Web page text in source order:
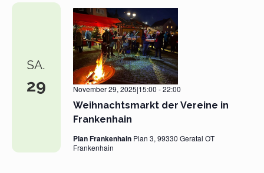
SA.
29
Weihnachtsmarkt der Vereine in
Frankenhain
November 29, 2025|15:00 -22:00
Plan Frankenhain Plan 3, 99330 Geratal OT
Frankenhain